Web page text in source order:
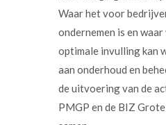
Waar het voor
ondernemen is en
optimale invulling kan
aan onderhoud en
de uitvoering van de
PMGP en de BIZ